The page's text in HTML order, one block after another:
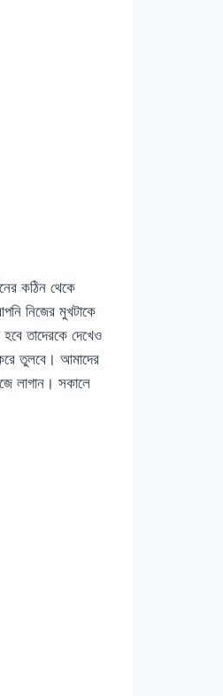
কঠিন থেকে
নিজের মুখটাকে
তাদেরকে দেখেও
তুলবে। আমাদের
লাগান। সকালে